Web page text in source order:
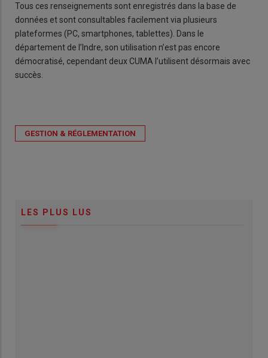
Tous ces renseignements sont enregistrés dans la base de
données et sont consultables facilement via plusieurs
plateformes (PC, smartphones, tablettes). Dans le
département de l’Indre, son utilisation n’est pas encore
démocratisé, cependant deux CUMA l’utilisent désormais avec
succès.
GESTION & RÉGLEMENTATION
LES PLUS LUS